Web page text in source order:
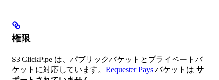
権限
S3 ClickPipe は、パブリックバケットとプライベートバ
ケットに対応しています。 Requester Pays バケットは サ